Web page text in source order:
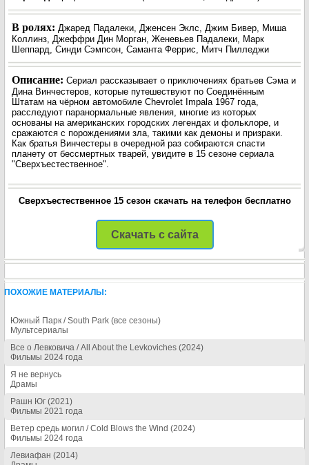
В ролях: Джаред Падалеки, Дженсен Эклс, Джим Бивер, Миша
Коллинз, Джеффри Дин Морган, Женевьев Падалеки, Марк
Шеппард, Синди Сэмпсон, Саманта Феррис, Митч Пилледжи
Описание: Сериал рассказывает о приключениях братьев Сэма и
Дина Винчестеров, которые путешествуют по Соединённым
Штатам на чёрном автомобиле Chevrolet Impala 1967 года,
расследуют паранормальные явления, многие из которых
основаны на американских городских легендах и фольклоре, и
сражаются с порождениями зла, такими как демоны и призраки.
Как братья Винчестеры в очередной раз собираются спасти
планету от бессмертных тварей, увидите в 15 сезоне сериала
"Сверхъестественное".
Сверхъестественное 15 сезон скачать на телефон бесплатно
Скачать с сайта
ПОХОЖИЕ МАТЕРИАЛЫ:
Южный Парк / South Park (все сезоны)
Мультсериалы
Все о Левковича / All About the Levkoviches (2024)
Фильмы 2024 года
Я не вернусь
Драмы
Рашн Юг (2021)
Фильмы 2021 года
Ветер средь могил / Cold Blows the Wind (2024)
Фильмы 2024 года
Левиафан (2014)